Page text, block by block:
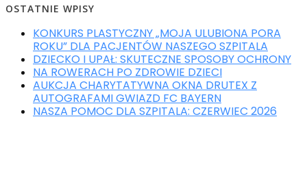
OSTATNIE WPISY
KONKURS PLASTYCZNY „MOJA ULUBIONA PORA
ROKU” DLA PACJENTÓW NASZEGO SZPITALA
DZIECKO I UPAŁ: SKUTECZNE SPOSOBY OCHRONY
NA ROWERACH PO ZDROWIE DZIECI
AUKCJA CHARYTATYWNA OKNA DRUTEX Z
AUTOGRAFAMI GWIAZD FC BAYERN
NASZA POMOC DLA SZPITALA: CZERWIEC 2026